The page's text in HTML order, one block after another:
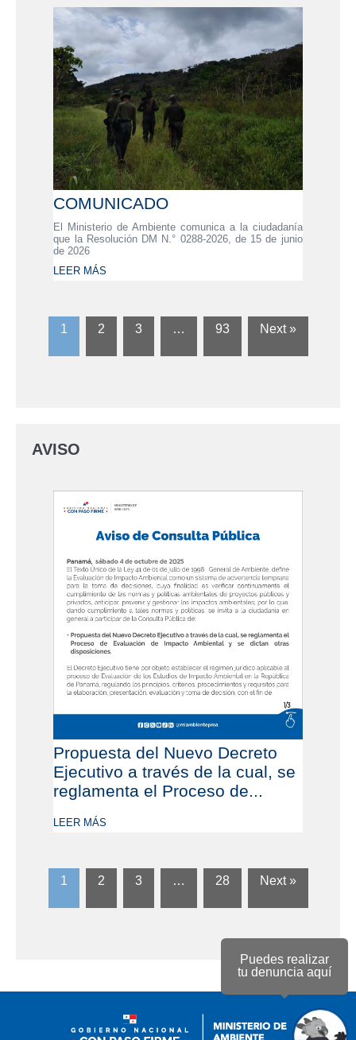
Puedes realizar
tu denuncia aquí
COMUNICADO
El Ministerio de Ambiente comunica a la ciudadanía
que la Resolución DM N.° 0288-2026, de 15 de junio
de 2026
LEER MÁS
1 2 3 … 93 Next »
AVISO
Propuesta del Nuevo Decreto
Ejecutivo a través de la cual, se
reglamenta el Proceso de...
LEER MÁS
1 2 3 … 28 Next »